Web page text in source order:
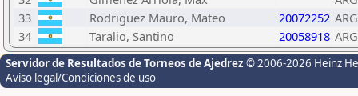
33
Rodriguez Mauro, Mateo 20072252 ARG
34
Taralio, Santino 20058918 ARG
Servidor de Resultados de Torneos de Ajedrez © 2006-2026 Heinz
Aviso legal/Condiciones de uso